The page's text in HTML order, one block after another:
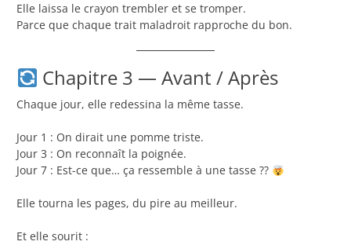
Elle laissa le crayon trembler et se tromper.
Parce que chaque trait maladroit rapproche du bon.
Chapitre 3 — Avant / Après
Chaque jour, elle redessina la même tasse.
Jour 1 : On dirait une pomme triste.
Jour 3 : On reconnaît la poignée.
Jour 7 : Est-ce que… ça ressemble à une tasse ??
Elle tourna les pages, du pire au meilleur.
Et elle sourit :